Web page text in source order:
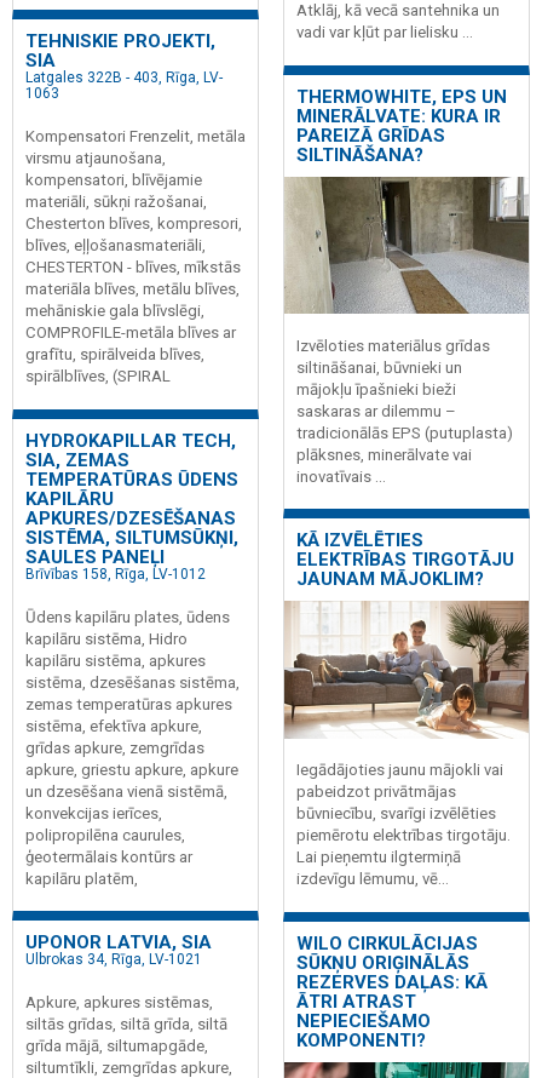
TEHNISKIE PROJEKTI,
SIA
Latgales 322B - 403, Rīga, LV-
1063
Kompensatori Frenzelit, metāla
virsmu atjaunošana,
kompensatori, blīvējamie
materiāli, sūkņi ražošanai,
Chesterton blīves, kompresori,
blīves, eļļošanasmateriāli,
CHESTERTON - blīves, mīkstās
materiāla blīves, metālu blīves,
mehāniskie gala blīvslēgi,
COMPROFILE-metāla blīves ar
grafītu, spirālveida blīves,
spirālblīves, (SPIRAL
HYDROKAPILLAR TECH,
SIA, ZEMAS
TEMPERATŪRAS ŪDENS
KAPILĀRU
APKURES/DZESĒŠANAS
SISTĒMA, SILTUMSŪKŅI,
SAULES PANEĻI
Brīvības 158, Rīga, LV-1012
Ūdens kapilāru plates, ūdens
kapilāru sistēma, Hidro
kapilāru sistēma, apkures
sistēma, dzesēšanas sistēma,
zemas temperatūras apkures
sistēma, efektīva apkure,
grīdas apkure, zemgrīdas
apkure, griestu apkure, apkure
un dzesēšana vienā sistēmā,
konvekcijas ierīces,
polipropilēna caurules,
ģeotermālais kontūrs ar
kapilāru platēm,
UPONOR LATVIA, SIA
Ulbrokas 34, Rīga, LV-1021
Apkure, apkures sistēmas,
siltās grīdas, siltā grīda, siltā
grīda mājā, siltumapgāde,
siltumtīkli, zemgrīdas apkure,
Atklāj, kā vecā santehnika un
vadi var kļūt par lielisku ...
THERMOWHITE, EPS UN
MINERĀLVATE: KURA IR
PAREIZĀ GRĪDAS
SILTINĀŠANA?
Izvēloties materiālus grīdas
siltināšanai, būvnieki un
mājokļu īpašnieki bieži
saskaras ar dilemmu –
tradicionālās EPS (putuplasta)
plāksnes, minerālvate vai
inovatīvais ...
KĀ IZVĒLĒTIES
ELEKTRĪBAS TIRGOTĀJU
JAUNAM MĀJOKLIM?
Iegādājoties jaunu mājokli vai
pabeidzot privātmājas
būvniecību, svarīgi izvēlēties
piemērotu elektrības tirgotāju.
Lai pieņemtu ilgtermiņā
izdevīgu lēmumu, vē...
WILO CIRKULĀCIJAS
SŪKŅU ORIĢINĀLĀS
REZERVES DAĻAS: KĀ
ĀTRI ATRAST
NEPIECIEŠAMO
KOMPONENTI?